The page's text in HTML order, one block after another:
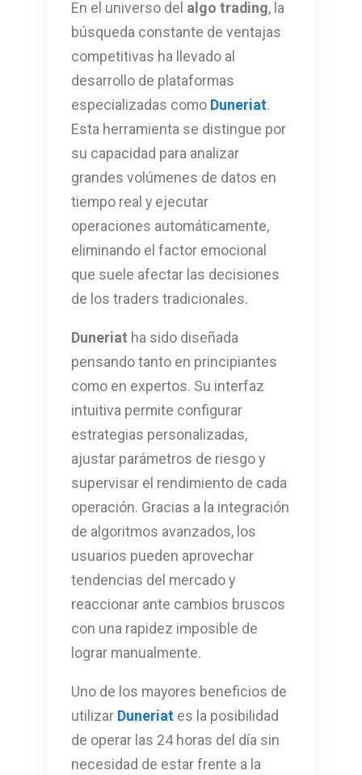
En el universo del algo trading, la
búsqueda constante de ventajas
competitivas ha llevado al
desarrollo de plataformas
especializadas como Duneriat.
Esta herramienta se distingue por
su capacidad para analizar
grandes volúmenes de datos en
tiempo real y ejecutar
operaciones automáticamente,
eliminando el factor emocional
que suele afectar las decisiones
de los traders tradicionales.
Duneriat ha sido diseñada
pensando tanto en principiantes
como en expertos. Su interfaz
intuitiva permite configurar
estrategias personalizadas,
ajustar parámetros de riesgo y
supervisar el rendimiento de cada
operación. Gracias a la integración
de algoritmos avanzados, los
usuarios pueden aprovechar
tendencias del mercado y
reaccionar ante cambios bruscos
con una rapidez imposible de
lograr manualmente.
Uno de los mayores beneficios de
utilizar Duneriat es la posibilidad
de operar las 24 horas del día sin
necesidad de estar frente a la